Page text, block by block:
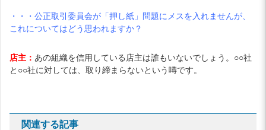
・・・公正取引委員会が「押し紙」問題にメスを入れませんが、
これについてはどう思われますか？
店主： あの組織を信用している店主は誰もいないでしょう。○○社
と○○社に対しては、取り締まらないという噂です。
関連する記事